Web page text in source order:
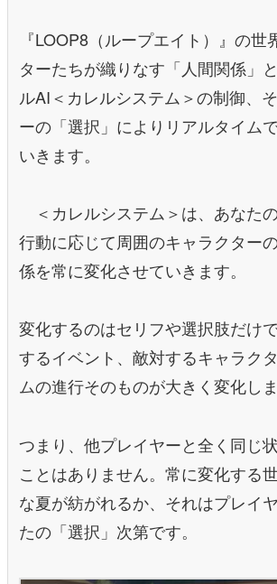
『LOOP8（ループエイト）』の世
ターたちが織りなす「人間関係」
ルAI＜カレルシステム＞の制御、
ーの「選択」によりリアルタイム
いきます。
＜カレルシステム＞は、あなた
行動に応じて周囲のキャラクター
係を常に変化させていきます。
変化するのはセリフや選択肢だけ
するイベント、敵対するキャラク
ムの進行そのものが大きく変化しま
つまり、他プレイヤーと全く同じ
ことはありません。常に変化する
な夏が紡がれるか、それはプレイ
たの「選択」次第です。